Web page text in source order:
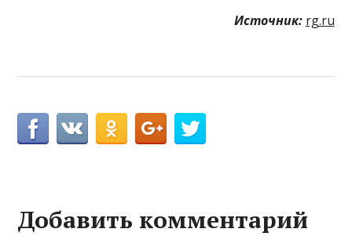
Источник: rg.ru
Добавить комментарий